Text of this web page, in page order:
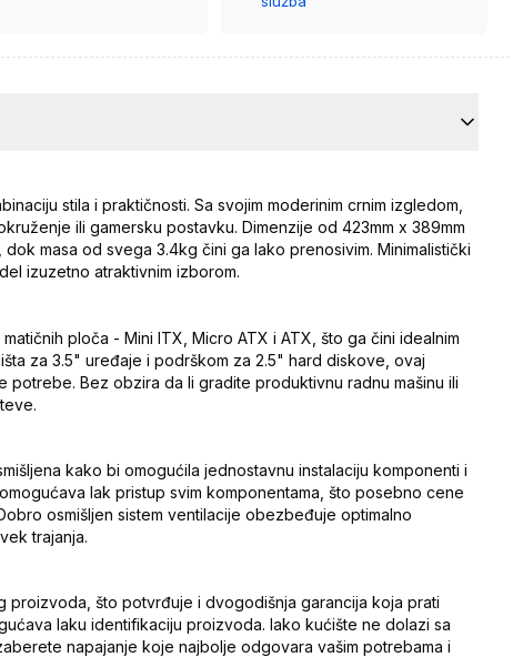
stila i praktičnosti. Sa svojim moderinim crnim izgledom,
ili gamersku postavku. Dimenzije od 423mm x 389mm
masa od svega 3.4kg čini ga lako prenosivim. Minimalistički
izuzetno atraktivnim izborom.
ploča - Mini ITX, Micro ATX i ATX, što ga čini idealnim
za 3.5" uređaje i podrškom za 2.5" hard diskove, ovaj
Bez obzira da li gradite produktivnu radnu mašinu ili
kako bi omogućila jednostavnu instalaciju komponenti i
lak pristup svim komponentama, što posebno cene
osmišljen sistem ventilacije obezbeđuje optimalno
trajanja.
proizvoda, što potvrđuje i dvogodišnja garancija koja prati
laku identifikaciju proizvoda. Iako kućište ne dolazi sa
napajanje koje najbolje odgovara vašim potrebama i